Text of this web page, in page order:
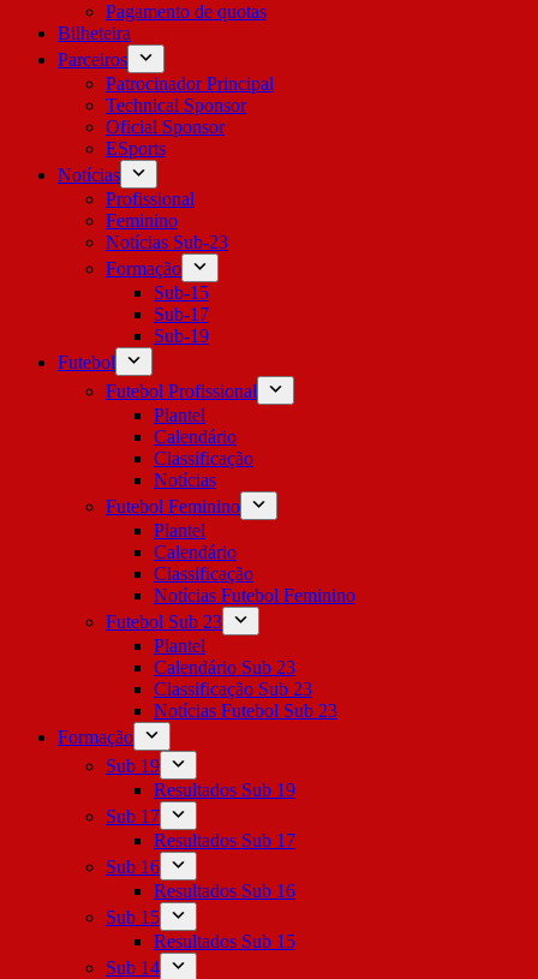
Pagamento de quotas
Bilheteira
Parceiros
Patrocinador Principal
Technical Sponsor
Oficial Sponsor
ESports
Notícias
Profissional
Feminino
Notícias Sub-23
Formação
Sub-15
Sub-17
Sub-19
Futebol
Futebol Profissional
Plantel
Calendário
Classificação
Notícias
Futebol Feminino
Plantel
Calendário
Classificação
Notícias Futebol Feminino
Futebol Sub 23
Plantel
Calendário Sub 23
Classificação Sub 23
Notícias Futebol Sub 23
Formação
Sub 19
Resultados Sub 19
Sub 17
Resultados Sub 17
Sub 16
Resultados Sub 16
Sub 15
Resultados Sub 15
Sub 14